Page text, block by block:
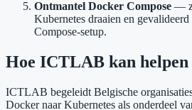
Ontmantel Docker Compose —
Kubernetes draaien en
Compose-setup.
Hoe ICTLAB kan helpen
ICTLAB begeleidt Belgische
Docker naar Kubernetes als onderdeel